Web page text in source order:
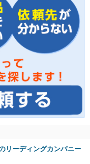
リーディングカンパニー